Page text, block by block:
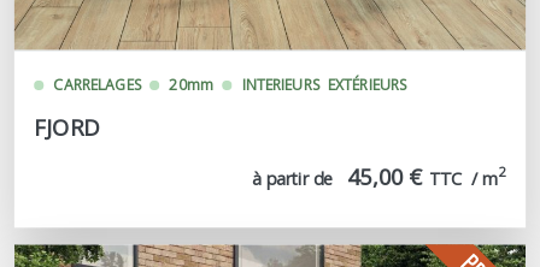
CARRELAGES 20mm INTERIEURS EXTÉRIEURS
FJORD
à partir de 45,00 € TTC  / m2